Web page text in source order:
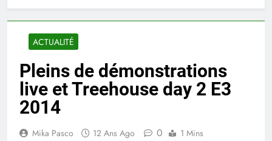
ACTUALITÉ
Pleins de démonstrations
live et Treehouse day 2 E3
2014
Mika Pasco 12 Ans Ago 0 1 Mins